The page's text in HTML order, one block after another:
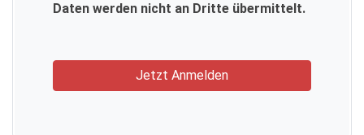
Daten werden nicht an Dritte übermittelt.
Jetzt Anmelden